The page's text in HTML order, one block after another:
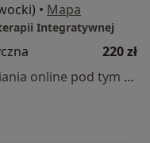
• Mapa
Integratywnej
220 zł
Specjalista nie oferuje umawiania online pod tym adresem.